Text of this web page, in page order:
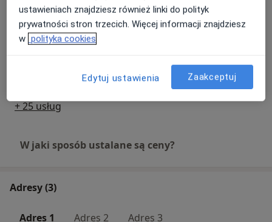
antykoncepcyjnego Implanton NXT
1 700 zł Szczegóły
Umów wizytę
Szczegóły Umów wizytę
+ 25 usług
W jaki sposób ustalane są ceny?
Adresy (3)
Adres 1 Adres 2 Adres 3
ustawieniach znajdziesz również linki do polityk
prywatności stron trzecich. Więcej informacji znajdziesz
w polityka cookies
Edytuj ustawienia Zaakceptuj